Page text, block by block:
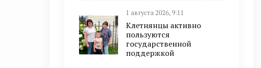
1 августа 2026, 9:11
Клетнянцы активно
пользуются
государственной
поддержкой